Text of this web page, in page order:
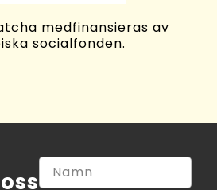
medfinansieras av
socialfonden.